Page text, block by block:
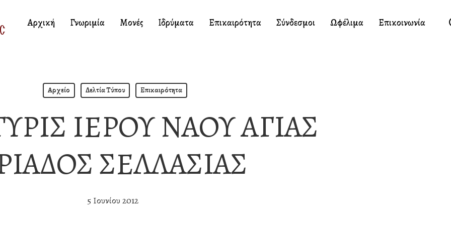
Αρχική Γνωριμία Μονές Ιδρύματα Επικαιρότητα Σύνδεσμοι Ωφέλιμα Επικοινωνία
Αρχείο Δελτία Τύπου Επικαιρότητα
ΙΕΡΟΥ ΝΑΟΥ ΑΓΙΑΣ
ΣΕΛΛΑΣΙΑΣ
5 Ιουνίου 2012